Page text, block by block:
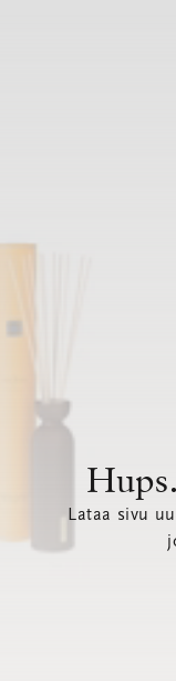
Lataa sivu